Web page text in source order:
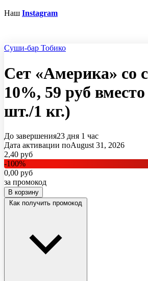
Наш Instagram
Суши-бар Тобико
Сет «Америка» со
10%, 59 руб
шт./1 кг.)
До завершения23 дня 1 час
Дата активации поAugust 31, 2026
2,40 руб
-100%
0,00 руб
за промокод
В корзину
Как получить промокод